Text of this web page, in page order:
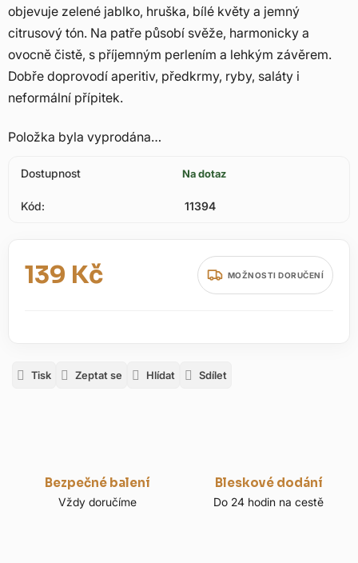
objevuje zelené jablko, hruška, bílé květy a jemný
citrusový tón. Na patře působí svěže, harmonicky a
ovocně čistě, s příjemným perlením a lehkým závěrem.
Dobře doprovodí aperitiv, předkrmy, ryby, saláty i
neformální přípitek.
Položka byla vyprodána…
Dostupnost Na dotaz
Kód: 11394
139 Kč
Měrná cena:
MOŽNOSTI DORUČENÍ
Tisk Zeptat se Hlídat Sdílet
Bezpečné balení
Vždy doručíme
Bleskové dodání
Do 24 hodin na cestě